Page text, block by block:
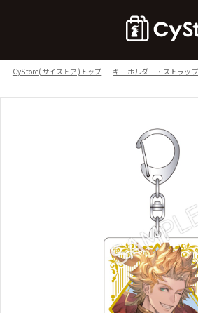
CyStore(サイストア)トップ キーホルダー・ストラップ